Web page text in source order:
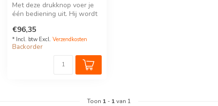
Met deze drukknop voer je
één bediening uit. Hij wordt
€96,35
* Incl. btw Excl. Verzendkosten
Backorder
Toon 1 - 1van 1